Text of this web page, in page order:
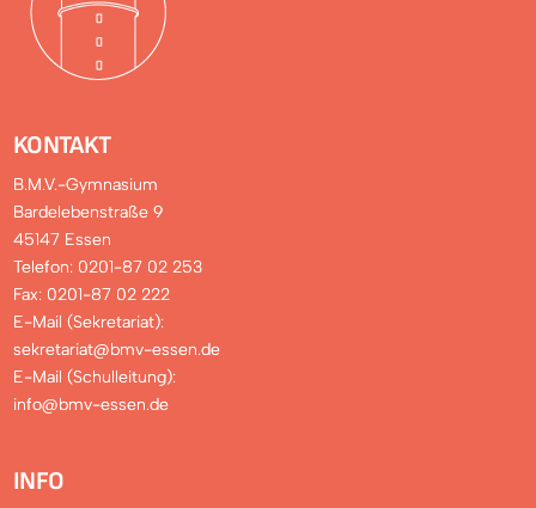
KONTAKT
B.M.V.-Gymnasium
Bardelebenstraße 9
45147 Essen
Telefon: 0201-87 02 253
Fax: 0201-87 02 222
E-Mail (Sekretariat):
sekretariat@bmv-essen.de
E-Mail (Schulleitung):
info@bmv-essen.de
INFO